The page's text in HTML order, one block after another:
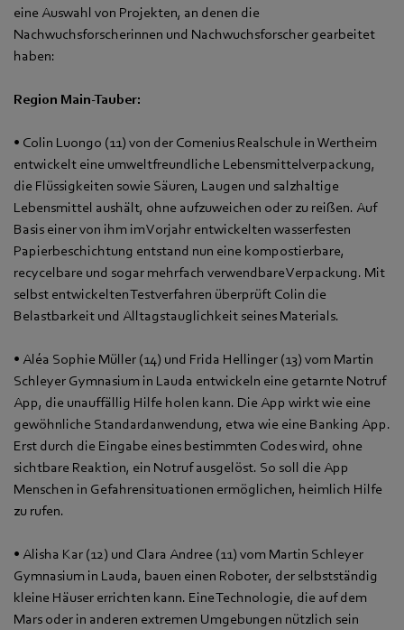
eine Auswahl von Projekten, an denen die
Nachwuchsforscherinnen und Nachwuchsforscher gearbeitet
haben:
Region Main-Tauber:
• Colin Luongo (11) von der Comenius Realschule in Wertheim
entwickelt eine umweltfreundliche Lebensmittelverpackung,
die Flüssigkeiten sowie Säuren, Laugen und salzhaltige
Lebensmittel aushält, ohne aufzuweichen oder zu reißen. Auf
Basis einer von ihm im Vorjahr entwickelten wasserfesten
Papierbeschichtung entstand nun eine kompostierbare,
recycelbare und sogar mehrfach verwendbare Verpackung. Mit
selbst entwickelten Testverfahren überprüft Colin die
Belastbarkeit und Alltagstauglichkeit seines Materials.
• Aléa Sophie Müller (14) und Frida Hellinger (13) vom Martin
Schleyer Gymnasium in Lauda entwickeln eine getarnte Notruf
App, die unauffällig Hilfe holen kann. Die App wirkt wie eine
gewöhnliche Standardanwendung, etwa wie eine Banking App.
Erst durch die Eingabe eines bestimmten Codes wird, ohne
sichtbare Reaktion, ein Notruf ausgelöst. So soll die App
Menschen in Gefahrensituationen ermöglichen, heimlich Hilfe
zu rufen.
• Alisha Kar (12) und Clara Andree (11) vom Martin Schleyer
Gymnasium in Lauda, bauen einen Roboter, der selbstständig
kleine Häuser errichten kann. Eine Technologie, die auf dem
Mars oder in anderen extremen Umgebungen nützlich sein